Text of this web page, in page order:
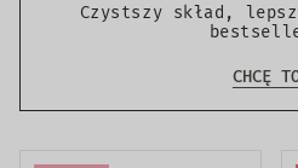
Czystszy skład,
CHCĘ